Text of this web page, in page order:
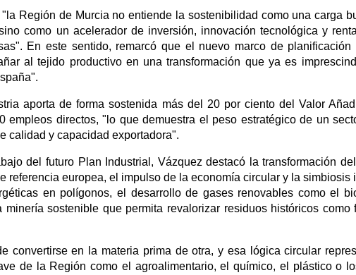
Región de Murcia no entiende la sostenibilidad como una carga
como un acelerador de inversión, innovación tecnológica y
En este sentido, remarcó que el nuevo marco de planificación
al tejido productivo en una transformación que ya es
aporta de forma sostenida más del 20 por ciento del Valor
empleos directos, "lo que demuestra el peso estratégico de un
calidad y capacidad exportadora".
del futuro Plan Industrial, Vázquez destacó la transformación
referencia europea, el impulso de la economía circular y la simbiosis
en polígonos, el desarrollo de gases renovables como el
sostenible que permita revalorizar residuos históricos como
convertirse en la materia prima de otra, y esa lógica circular
de la Región como el agroalimentario, el químico, el plástico o